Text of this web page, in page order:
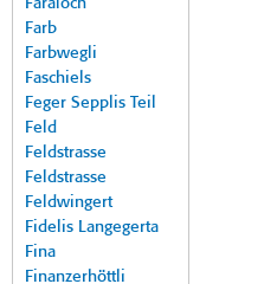
Faraloch
Farb
Farbwegli
Faschiels
Feger Sepplis Teil
Feld
Feldstrasse
Feldstrasse
Feldwingert
Fidelis Langegerta
Fina
Finanzerhöttli